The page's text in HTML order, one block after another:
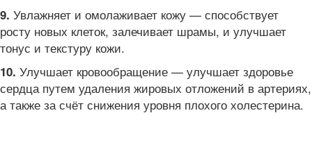
9. Увлажняет и омолаживает кожу — способствует
росту новых клеток, залечивает шрамы, и улучшает
тонус и текстуру кожи.
10. Улучшает кровообращение — улучшает здоровье
сердца путем удаления жировых отложений в артериях,
а также за счёт снижения уровня плохого холестерина.